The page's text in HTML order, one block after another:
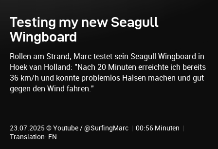
Testing my new Seagull
Wingboard
Rollen am Strand, Marc testet sein Seagull Wingboard in
Hoek van Holland: "Nach 20 Minuten erreichte ich bereits
36 km/h und konnte problemlos Halsen machen und gut
gegen den Wind fahren."
23.07.2025 © Youtube / @SurfingMarc | 00:56 Minuten |
Translation: EN